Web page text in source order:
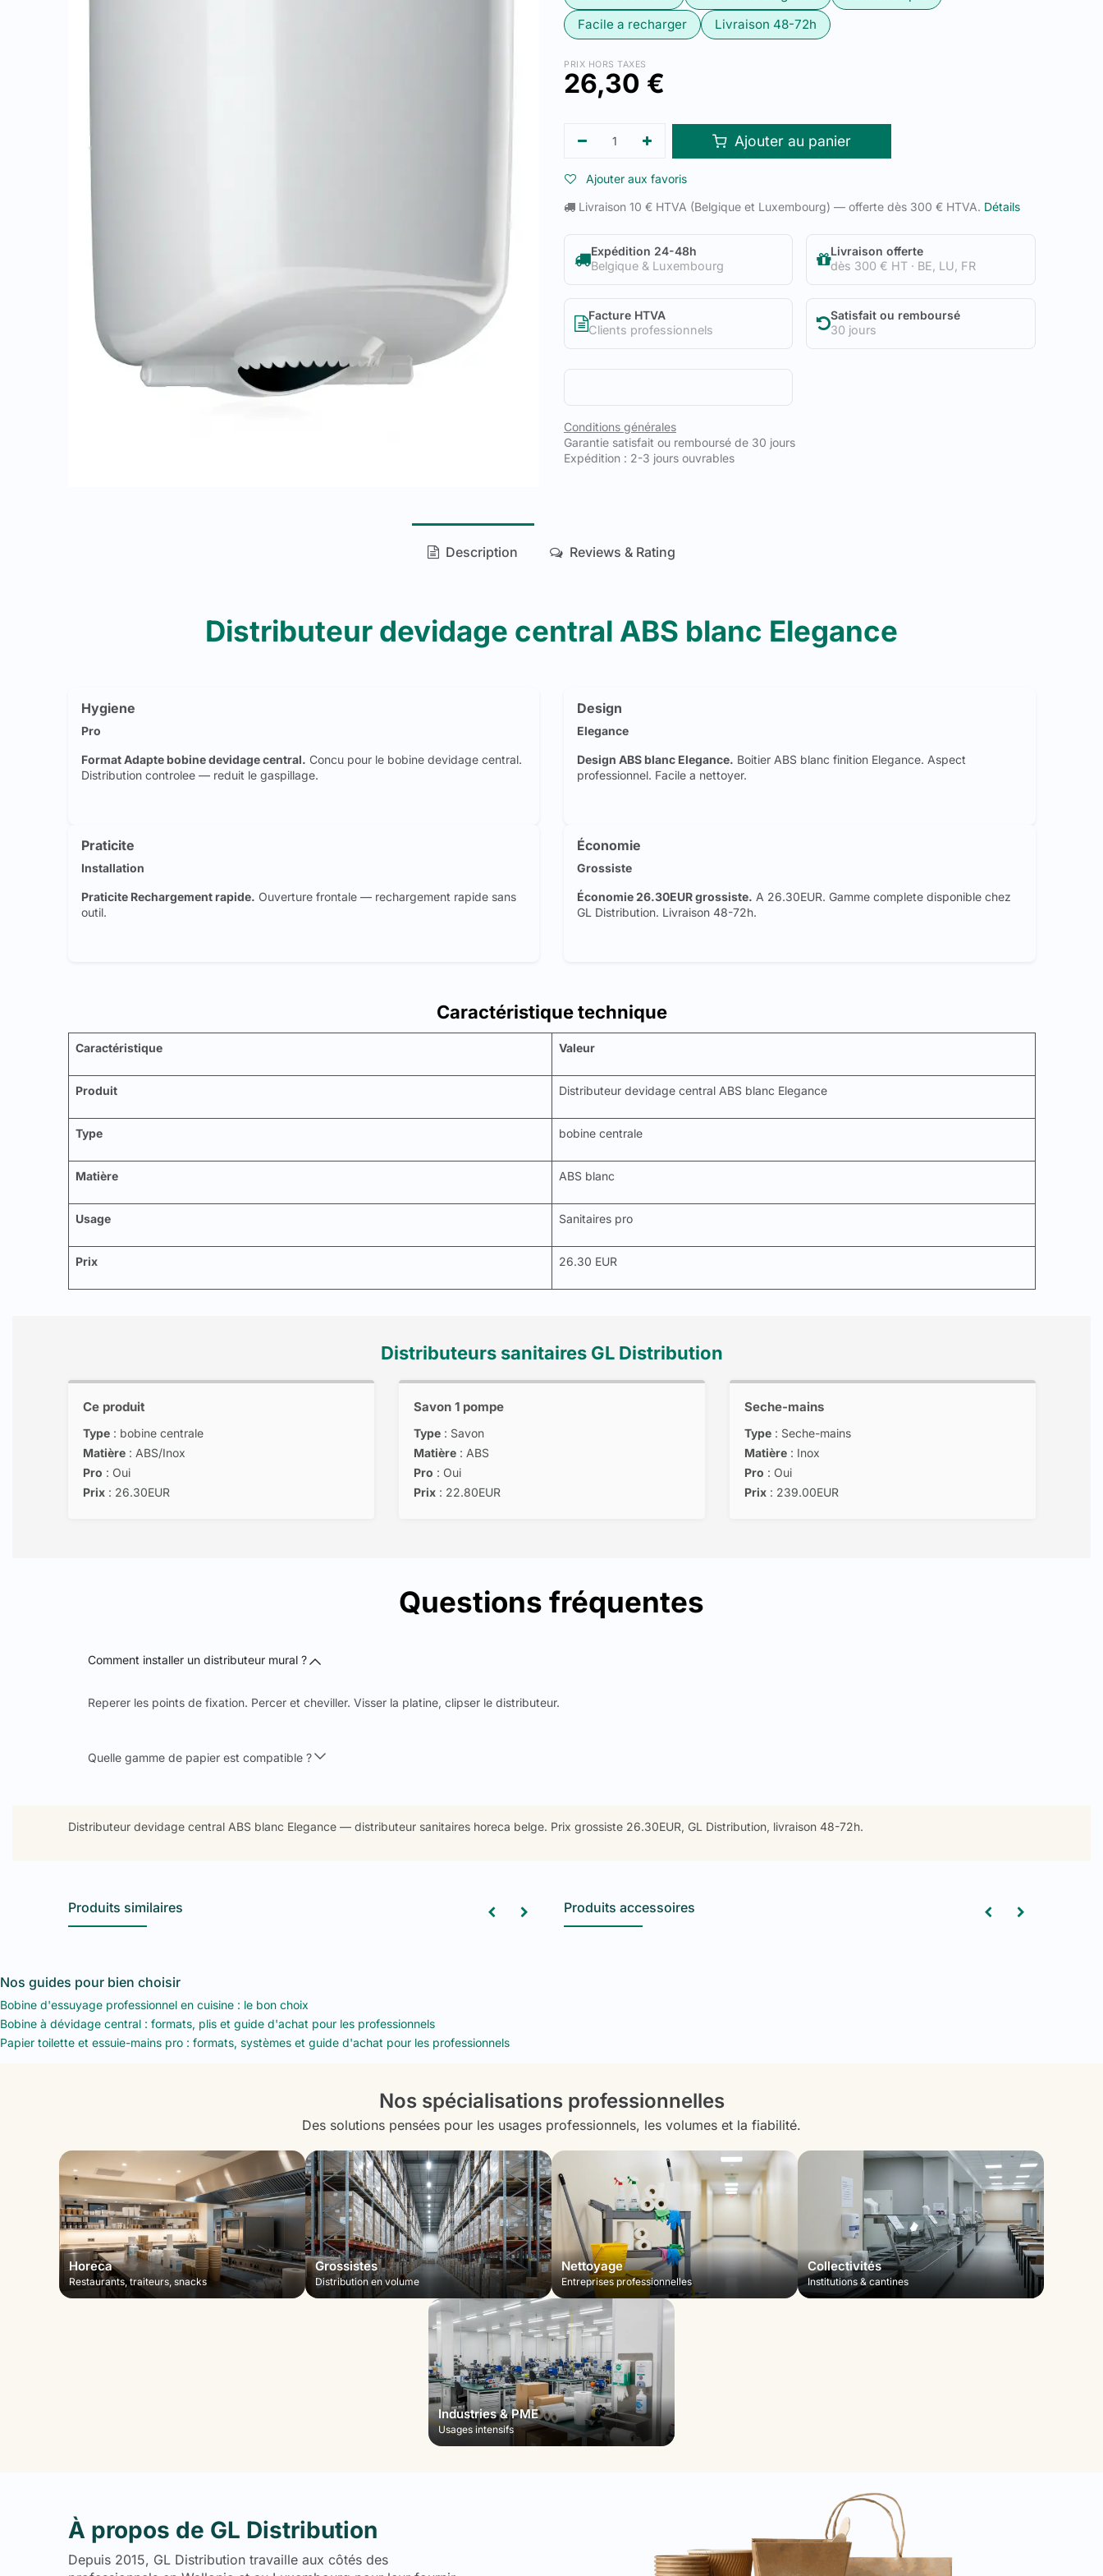
Facile a recharger
Livraison 48-72h
PRIX HORS TAXES
26,30 €
Ajouter au panier
Ajouter aux favoris
Livraison 10 € HTVA (Belgique et Luxembourg) — offerte dès 300 € HTVA. Détails
Expédition 24-48h
Belgique & Luxembourg
Livraison offerte
dès 300 € HT · BE, LU, FR
Facture HTVA
Clients professionnels
Satisfait ou remboursé
30 jours
Conditions générales
Garantie satisfait ou remboursé de 30 jours
Expédition : 2-3 jours ouvrables
Description Reviews & Rating
Distributeur devidage central ABS blanc Elegance
Hygiene
Pro
Format Adapte bobine devidage central. Concu pour le bobine devidage central.
Distribution controlee — reduit le gaspillage.
Design
Elegance
Design ABS blanc Elegance. Boitier ABS blanc finition Elegance. Aspect
professionnel. Facile a nettoyer.
Praticite
Installation
Praticite Rechargement rapide. Ouverture frontale — rechargement rapide sans
outil.
Économie
Grossiste
Économie 26.30EUR grossiste. A 26.30EUR. Gamme complete disponible chez
GL Distribution. Livraison 48-72h.
Caractéristique technique
Caractéristique Valeur
Produit Distributeur devidage central ABS blanc Elegance
Type bobine centrale
Matière ABS blanc
Usage Sanitaires pro
Prix 26.30 EUR
Distributeurs sanitaires GL Distribution
Ce produit
Type: bobine centrale
Matière: ABS/Inox
Pro : Oui
Prix: 26.30EUR
Savon 1 pompe
Type: Savon
Matière: ABS
Pro : Oui
Prix: 22.80EUR
Seche-mains
Type: Seche-mains
Matière: Inox
Pro : Oui
Prix: 239.00EUR
Questions fréquentes
Comment installer un distributeur mural ?
Reperer les points de fixation. Percer et cheviller. Visser la platine, clipser le distributeur.
Quelle gamme de papier est compatible ?
Distributeur devidage central ABS blanc Elegance — distributeur sanitaires horeca belge. Prix grossiste 26.30EUR, GL Distribution, livraison 48-72h.
Produits similaires Produits accessoires
Nos guides pour bien choisir
Bobine d'essuyage professionnel en cuisine : le bon choix
Bobine à dévidage central : formats, plis et guide d'achat pour les professionnels
Papier toilette et essuie-mains pro : formats, systèmes et guide d'achat pour les professionnels
Nos spécialisations professionnelles
Des solutions pensées pour les usages professionnels, les volumes et la fiabilité.
Horeca
Restaurants, traiteurs, snacks
Grossistes
Distribution en volume
Nettoyage
Entreprises professionnelles
Collectivités
Institutions & cantines
Industries & PME
Usages intensifs
À propos de GL Distribution
Depuis 2015, GL Distribution travaille aux côtés des